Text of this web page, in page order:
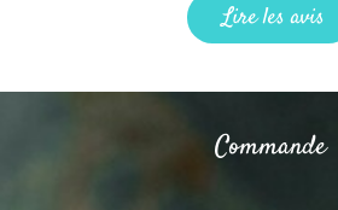
Lire les avis
Commande